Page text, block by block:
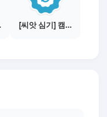
이드 [씨앗 심기] 캠페인 선택하기 - PICK 1개